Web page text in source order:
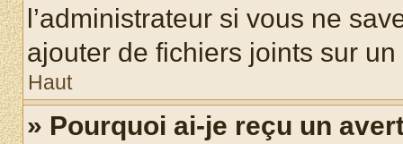
l’administrateur si vous ne
ajouter de fichiers joints sur un
Haut
» Pourquoi ai-je reçu un